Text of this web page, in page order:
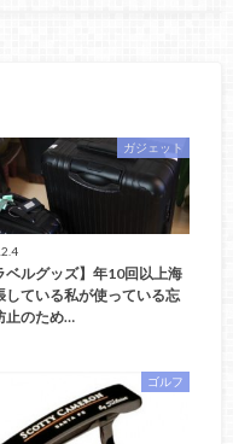
ガジェット
ベルグッズ】年10回以上海
している私が使っている忘
止のため…
ゴルフ